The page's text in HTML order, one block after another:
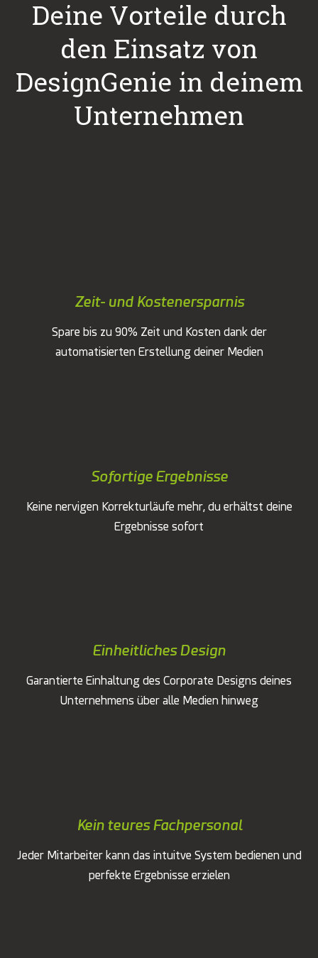
Deine Vorteile durch
den Einsatz von
DesignGenie in deinem
Unternehmen
Zeit- und Kostenersparnis
Spare bis zu 90% Zeit und Kosten dank der
automatisierten Erstellung deiner Medien
Sofortige Ergebnisse
Keine nervigen Korrekturläufe mehr, du erhältst deine
Ergebnisse sofort
Einheitliches Design
Garantierte Einhaltung des Corporate Designs deines
Unternehmens über alle Medien hinweg
Kein teures Fachpersonal
Jeder Mitarbeiter kann das intuitve System bedienen und
perfekte Ergebnisse erzielen